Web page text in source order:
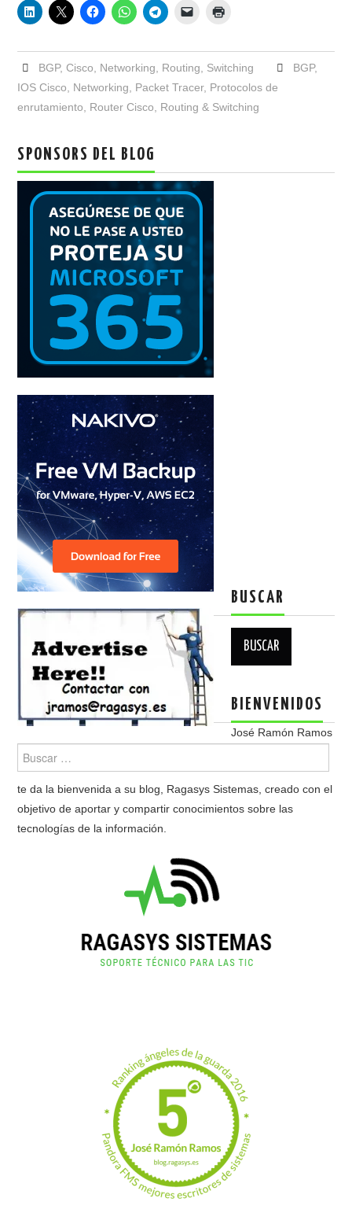
BGP, Cisco Networking Routing Switching BGP,
IOS Cisco
Networking Packet Tracer, Protocolos de
enrutamiento
Router Cisco Routing & Switching
SPONSORS DEL BLOG
BUSCAR
BIENVENIDOS
José Ramón Ramos
te da la bienvenida a su blog, Ragasys Sistemas, creado con el
objetivo de aportar y compartir conocimientos sobre las
tecnologías de la información.